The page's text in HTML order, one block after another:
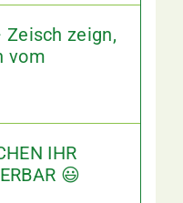
Zeisch zeign,
vom
IHR
😃